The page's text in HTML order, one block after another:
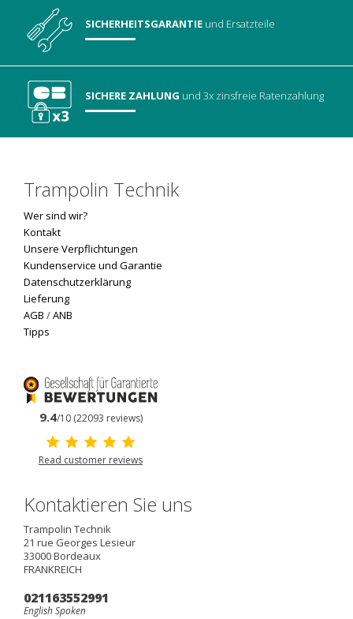
SICHERHEITSGARANTIE und Ersatzteile
SICHERE ZAHLUNG und 3x zinsfreie Ratenzahlung
Trampolin Technik
Wer sind wir?
Kontakt
Unsere Verpflichtungen
Kundenservice und Garantie
Datenschutzerklärung
Lieferung
AGB /ANB
Tipps
9.4/10 (22093 reviews)
Read customer reviews
Kontaktieren Sie uns
Trampolin Technik
21 rue Georges Lesieur
33000Bordeaux
FRANKREICH
021163552991
English Spoken